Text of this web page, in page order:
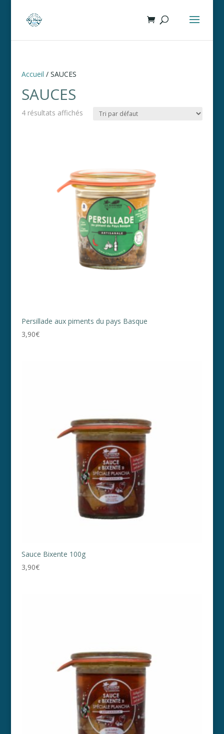
Accueil / SAUCES
SAUCES
4 résultats affichés
Persillade aux piments du pays Basque
3,90€
Sauce Bixente 100g
3,90€